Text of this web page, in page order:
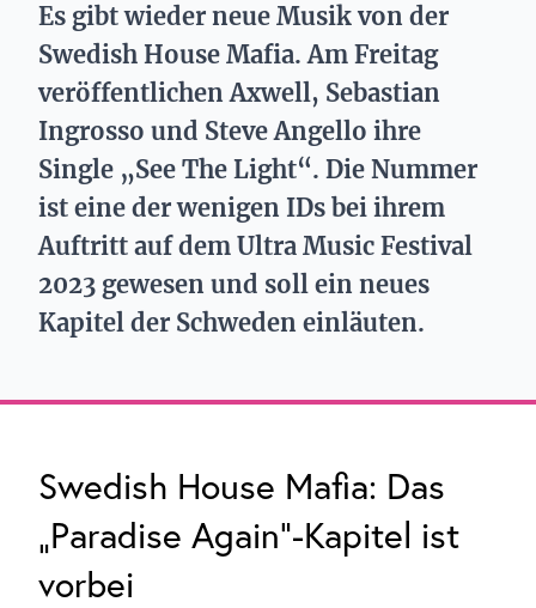
Es gibt wieder neue Musik von der
Swedish House Mafia. Am Freitag
veröffentlichen Axwell, Sebastian
Ingrosso und Steve Angello ihre
Single „See The Light“. Die Nummer
ist eine der wenigen IDs bei ihrem
Auftritt auf dem Ultra Music Festival
2023 gewesen und soll ein neues
Kapitel der Schweden einläuten.
Swedish House Mafia: Das
„Paradise Again“-Kapitel ist
vorbei